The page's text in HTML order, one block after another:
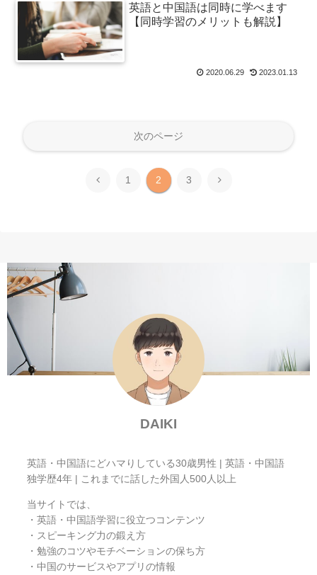
英語と中国語は同時に学べます
【同時学習のメリットも解説】
2020.06.29 2023.01.13
次のページ
前 1 2 3 次
DAIKI
英語・中国語にどハマりしている30歳男性 | 英語・中国語
独学歴4年 | これまでに話した外国人500人以上
当サイトでは、
・英語・中国語学習に役立つコンテンツ
・スピーキング力の鍛え方
・勉強のコツやモチベーションの保ち方
・中国のサービスやアプリの情報